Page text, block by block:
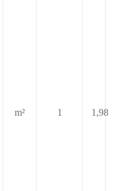
m² 1 1,98